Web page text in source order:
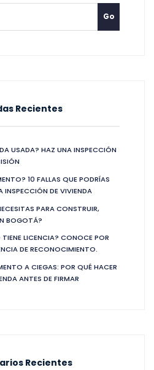
Recientes
USADA? HAZ UNA INSPECCIÓN
10 FALLAS QUE PODRÍAS
INSPECCIÓN DE VIVIENDA
PARA CONSTRUIR,
BOGOTÁ?
LICENCIA? CONOCE POR
DE RECONOCIMIENTO.
A CIEGAS: POR QUÉ HACER
ANTES DE FIRMAR
Recientes